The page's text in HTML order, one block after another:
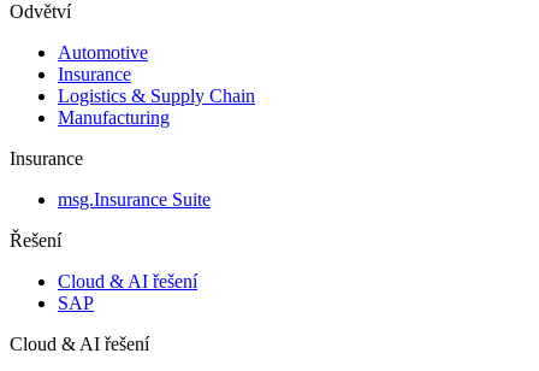
Odvětví
Automotive
Insurance
Logistics & Supply Chain
Manufacturing
Insurance
msg.Insurance Suite
Řešení
Cloud & AI řešení
SAP
Cloud & AI řešení